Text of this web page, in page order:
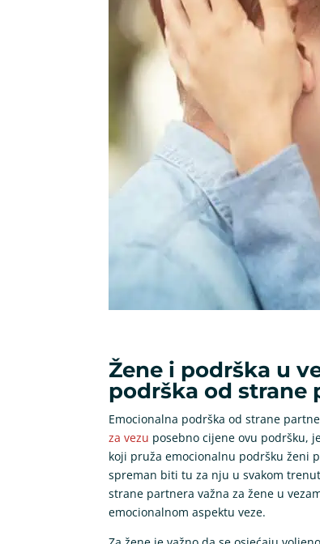
Žene i podrška u
podrška od strane
Emocionalna podrška od strane
za vezu posebno cijene ovu podršku,
koji pruža emocionalnu podršku ženi
spreman biti tu za nju u svakom
strane partnera važna za žene u
emocionalnom aspektu veze.